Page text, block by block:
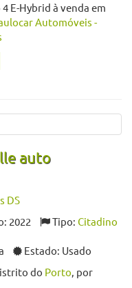
E-Hybrid à venda em
Automóveis -
auto
DS
2022 Tipo: Citadino
Estado: Usado
do Porto, por